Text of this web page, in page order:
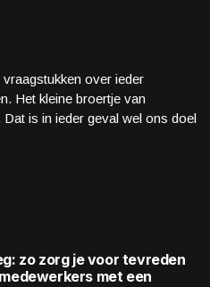
over ieder
Het kleine broertje van
is in ieder geval wel ons doel
zo zorg je voor tevreden
met een